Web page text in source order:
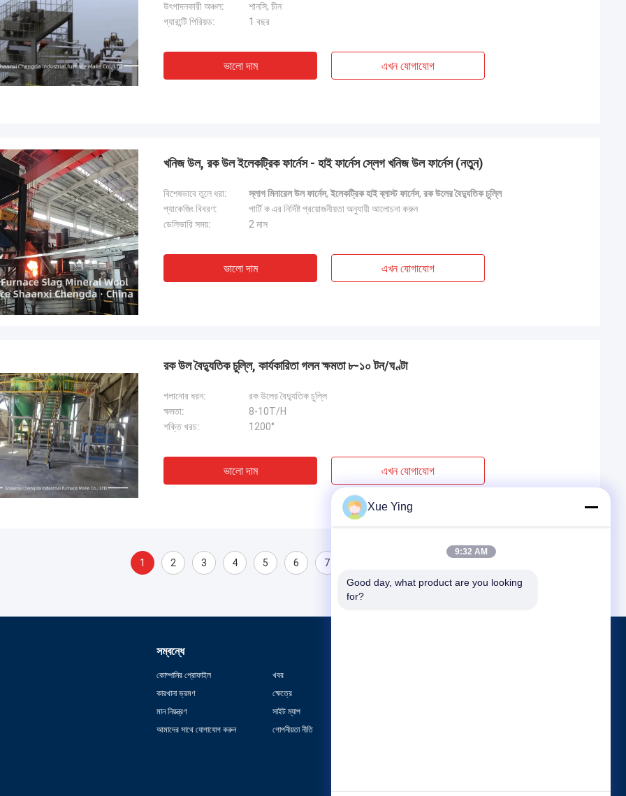
উৎপাদনকারী অঞ্চল:
শানসি, চীন
গ্যারান্টি পিরিয়ড:
1 বছর
ভালো দাম এখন যোগাযোগ
খনিজ উল, রক উল ইলেকট্রিক ফার্নেস - হাই ফার্নেস স্লেগ খনিজ উল ফার্নেস (নতুন)
বিশেষভাবে তুলে ধরা: স্লাগ মিনারেল উল ফার্নেস, ইলেকট্রিক হাই ব্লাস্ট ফার্নেস, রক উলের বৈদ্যুতিক চুল্লি
প্যাকেজিং বিবরণ:
পার্টি ক এর নির্দিষ্ট প্রয়োজনীয়তা অনুযায়ী আলোচনা করুন
ডেলিভারি সময়:
2 মাস
ভালো দাম এখন যোগাযোগ
রক উল বৈদ্যুতিক চুল্লি, কার্যকারিতা গলন ক্ষমতা ৮-১০ টন/ঘণ্টা
গলানোর ধরন:
রক উলের বৈদ্যুতিক চুল্লি
ক্ষমতা:
8-10T/H
শক্তি খরচ:
1200°
ভালো দাম এখন যোগাযোগ
1 2 3 4 5 6 7
সম্বন্ধে
কোম্পানির প্রোফাইল
কারখানা ভ্রমণ
মান নিয়ন্ত্রণ
আমাদের সাথে যোগাযোগ করুন
খবর
ক্ষেত্রে
সাইট ম্যাপ
গোপনীয়তা নীতি
Xue Ying
9:32 AM
Good day, what product are you looking
for?